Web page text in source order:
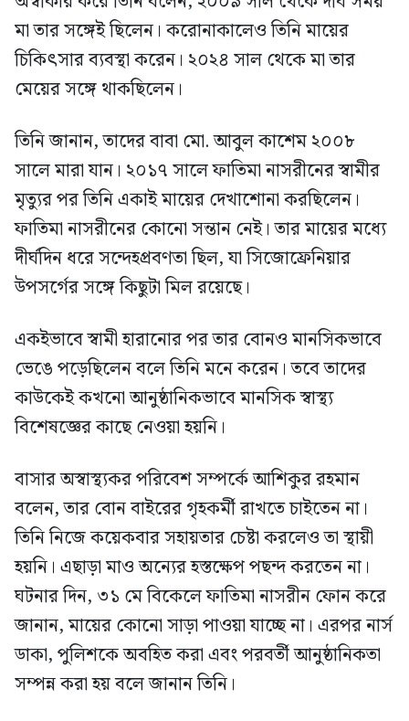
মা তার সঙ্গেই ছিলেন। করোনাকালেও তিনি মায়ের
চিকিৎসার ব্যবস্থা করেন। ২০২৪ সাল থেকে মা তার
মেয়ের সঙ্গে থাকছিলেন।
তিনি জানান, তাদের বাবা মো. আবুল কাশেম ২০০৮
সালে মারা যান। ২০১৭ সালে ফাতিমা নাসরীনের স্বামীর
মৃত্যুর পর তিনি একাই মায়ের দেখাশোনা করছিলেন।
ফাতিমা নাসরীনের কোনো সন্তান নেই। তার মায়ের মধ্যে
দীর্ঘদিন ধরে সন্দেহপ্রবণতা ছিল, যা সিজোফ্রেনিয়ার
উপসর্গের সঙ্গে কিছুটা মিল রয়েছে।
একইভাবে স্বামী হারানোর পর তার বোনও মানসিকভাবে
ভেঙে পড়েছিলেন বলে তিনি মনে করেন। তবে তাদের
কাউকেই কখনো আনুষ্ঠানিকভাবে মানসিক স্বাস্থ্য
বিশেষজ্ঞের কাছে নেওয়া হয়নি।
বাসার অস্বাস্থ্যকর পরিবেশ সম্পর্কে আশিকুর রহমান
বলেন, তার বোন বাইরের গৃহকর্মী রাখতে চাইতেন না।
তিনি নিজে কয়েকবার সহায়তার চেষ্টা করলেও তা স্থায়ী
হয়নি। এছাড়া মাও অন্যের হস্তক্ষেপ পছন্দ করতেন না।
ঘটনার দিন, ৩১ মে বিকেলে ফাতিমা নাসরীন ফোন করে
জানান, মায়ের কোনো সাড়া পাওয়া যাচ্ছে না। এরপর নার্স
ডাকা, পুলিশকে অবহিত করা এবং পরবর্তী আনুষ্ঠানিকতা
সম্পন্ন করা হয় বলে জানান তিনি।